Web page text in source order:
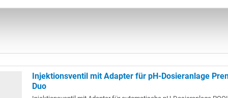
Injektionsventil mit Adapter für pH-Dosieranlage
Duo